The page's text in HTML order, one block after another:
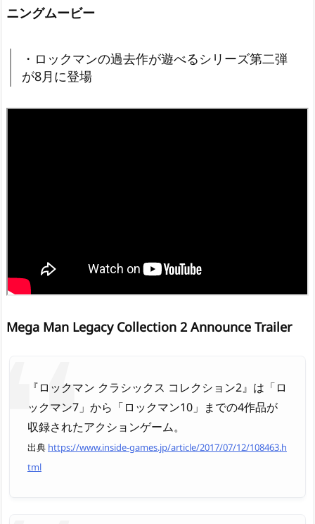
ニングムービー
・ロックマンの過去作が遊べるシリーズ第二弾
が8月に登場
Mega Man Legacy Collection 2 Announce Trailer
『ロックマン クラシックス コレクション2』は「ロ
ックマン7」から「ロックマン10」までの4作品が
収録されたアクションゲーム。
出典 https://www.inside-games.jp/article/2017/07/12/108463.h
tml